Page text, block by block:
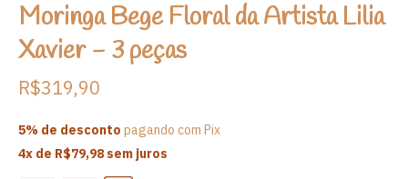
Moringa Bege Floral da Artista Lilia
Xavier - 3 peças
R$319,90
5% de desconto pagando com Pix
4x de R$79,98sem juros